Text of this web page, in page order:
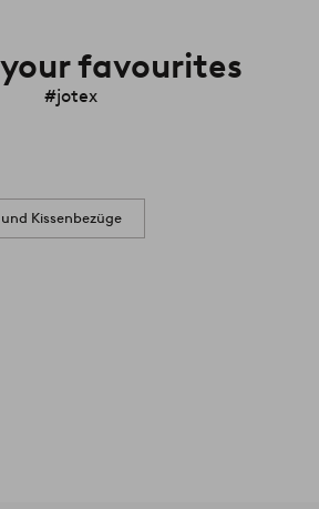
favourites
#jotex
Kissenbezüge